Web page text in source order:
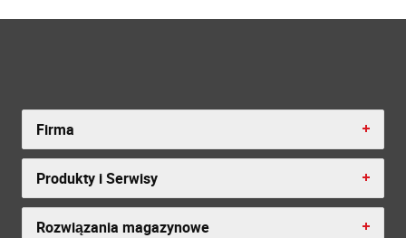
Firma
Produkty i Serwisy
Rozwiązania magazynowe